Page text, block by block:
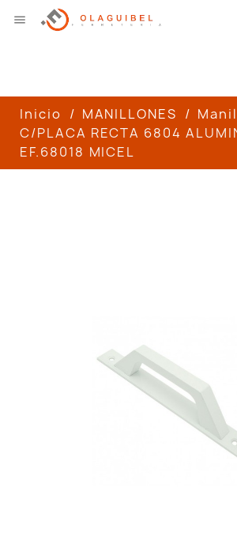

Inicio MANILLONES
C/PLACA RECTA 6804
EF.68018 MICEL